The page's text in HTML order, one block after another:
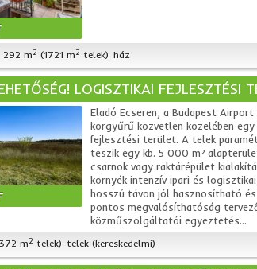
292 m2 (1721 m2 telek) ház
LOGISZTIKAI FEJLESZTÉSI
Eladó Ecseren, a Budapest Airport
körgyűrű közvetlen közelében egy
fejlesztési terület. A telek
teszik egy kb. 5 000 m²
csarnok vagy raktárépület
környék intenzív ipari és
hosszú távon jól hasznosítható
pontos megvalósíthatóság
közműszolgáltatói egyeztetés...
m2 telek) telek (kereskedelmi)